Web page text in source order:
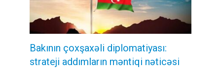
Bakının çoxşaxəli diplomatiyası:
strateji addımların məntiqi nəticəsi